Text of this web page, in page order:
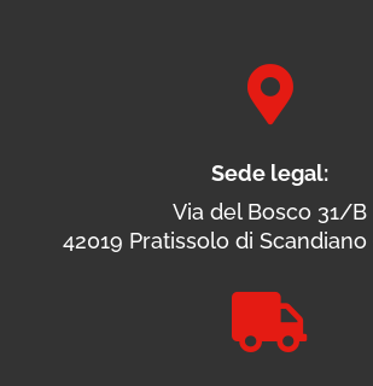

Sede legal:
Via del Bosco 31/B
42019 Pratissolo di Scandiano
